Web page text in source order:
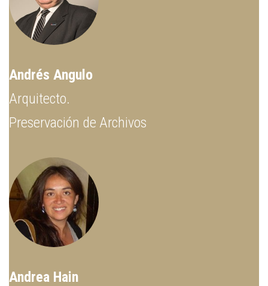
Andrés Angulo
Arquitecto.
Preservación de Archivos
Andrea Hain